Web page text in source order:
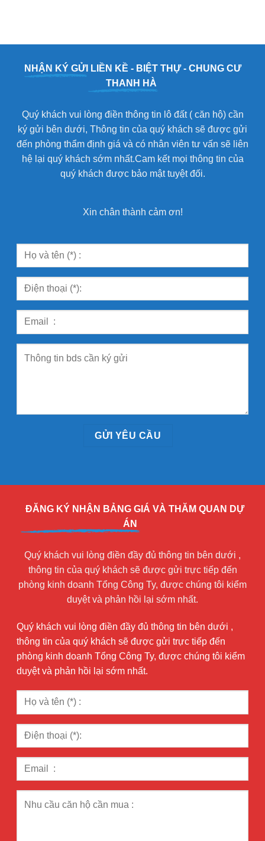
NHẬN KÝ GỬI LIỀN KỀ - BIỆT THỰ - CHUNG CƯ
THANH HÀ
Quý khách vui lòng điền thông tin lô đất ( căn hộ) cần
ký gửi bên dưới, Thông tin của quý khách sẽ được gửi
đến phòng thẩm định giá và có nhân viên tư vấn sẽ liên
hệ lại quý khách sớm nhất.Cam kết mọi thông tin của
quý khách được bảo mật tuyệt đối.
Xin chân thành cảm ơn!
ĐĂNG KÝ NHẬN BẢNG GIÁ VÀ THĂM QUAN DỰ
ÁN
Quý khách vui lòng điền đầy đủ thông tin bên dưới ,
thông tin của quý khách sẽ được gửi trực tiếp đến
phòng kinh doanh Tổng Công Ty, được chúng tôi kiểm
duyệt và phản hồi lại sớm nhất.
Quý khách vui lòng điền đầy đủ thông tin bên dưới ,
thông tin của quý khách sẽ được gửi trực tiếp đến
phòng kinh doanh Tổng Công Ty, được chúng tôi kiểm
duyệt và phản hồi lại sớm nhất.